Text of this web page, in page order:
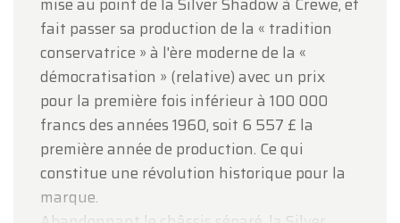
mise au point de la Silver Shadow à Crewe, et
fait passer sa production de la « tradition
conservatrice » à l'ère moderne de la «
démocratisation » (relative) avec un prix
pour la première fois inférieur à 100 000
francs des années 1960, soit 6 557 £ la
première année de production. Ce qui
constitue une révolution historique pour la
marque.